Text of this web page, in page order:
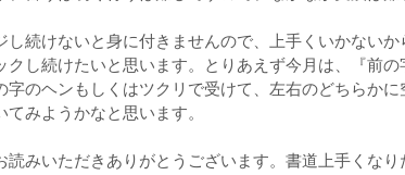
し続けないと身に付きませんので、上手くいかない
クし続けたいと思います。とりあえず今月は、『前
字のヘンもしくはツクリで受けて、左右のどちらか
みようかなと思います。
みいただきありがとうございます。書道上手くなり